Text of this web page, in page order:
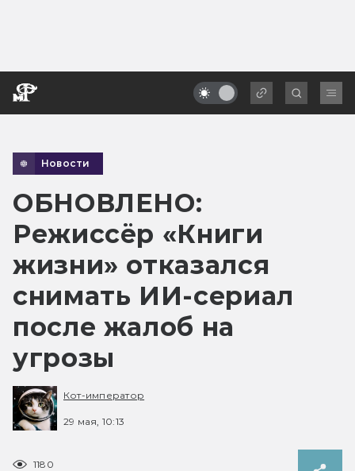
Новости
ОБНОВЛЕНО:
Режиссёр «Книги
жизни» отказался
снимать ИИ-сериал
после жалоб на
угрозы
Кот-император
29 мая, 10:13
1180